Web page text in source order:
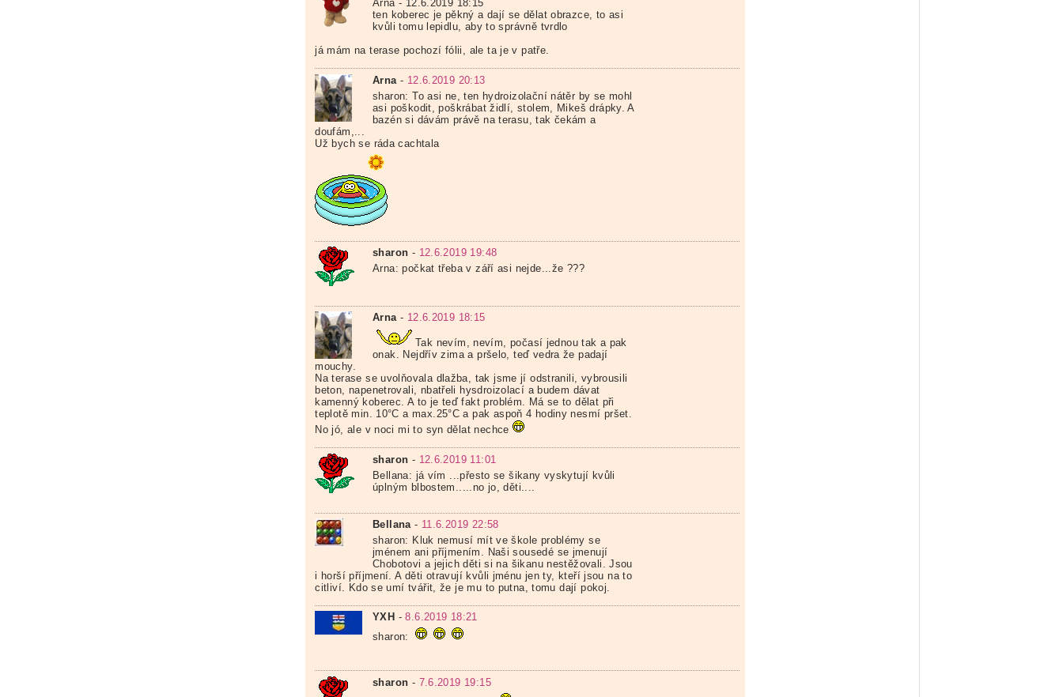
Arna - 12.6.2019 18:15
ten koberec je pěkný a dají se dělat obrazce, to asi
kvůli tomu lepidlu, aby to správně tvrdlo
já mám na terase pochozí fólii, ale ta je v patře.
Arna - 12.6.2019 20:13
sharon: To asi ne, ten hydroizolační nátěr by se mohl
asi poškodit, poškrábat židlí, stolem, Mikeš drápky. A
bazén si dávám právě na terasu, tak čekám a
doufám,...
Už bych se ráda cachtala
sharon - 12.6.2019 19:48
Arna: počkat třeba v září asi nejde...že ???
Arna- 12.6.2019 18:15
Tak nevím, nevím, počasí jednou tak a pak
onak. Nejdřív zima a pršelo, teď vedra že padají
mouchy.
Na terase se uvolňovala dlažba, tak jsme jí odstranili, vybrousili
beton, napenetrovali, nbatřeli hysdroizolací a budem dávat
kamenný koberec. A to je teď fakt problém. Má se to dělat při
teplotě min. 10°C a max.25°C a pak aspoň 4 hodiny nesmí pršet.
No jó, ale v noci mi to syn dělat nechce
sharon - 12.6.2019 11:01
Bellana: já vím ...přesto se šikany vyskytují kvůli
úplným blbostem.....no jo, děti....
Bellana- 11.6.2019 22:58
sharon: Kluk nemusí mít ve škole problémy se
jménem ani příjmením. Naši sousedé se jmenují
Chobotovi a jejich děti si na šikanu nestěžovali. Jsou
i horší příjmení. A děti otravují kvůli jménu jen ty, kteří jsou na to
citliví. Kdo se umí tvářit, že je mu to putna, tomu dají pokoj.
YXH -8.6.2019 18:21
sharon:
sharon - 7.6.2019 19:15